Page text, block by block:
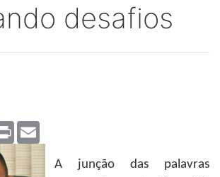
desafios
Print
A junção das palavras